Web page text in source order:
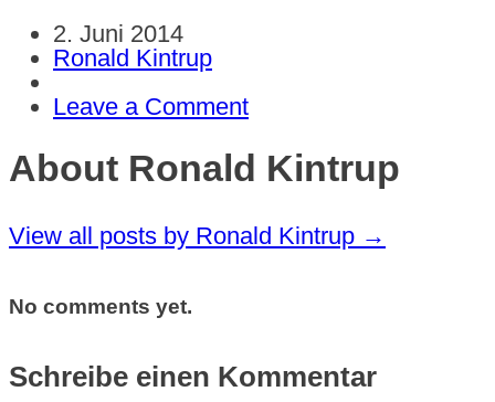
2. Juni 2014
Ronald Kintrup
Leave a Comment
About Ronald Kintrup
View all posts by Ronald Kintrup →
No comments yet.
Schreibe einen Kommentar